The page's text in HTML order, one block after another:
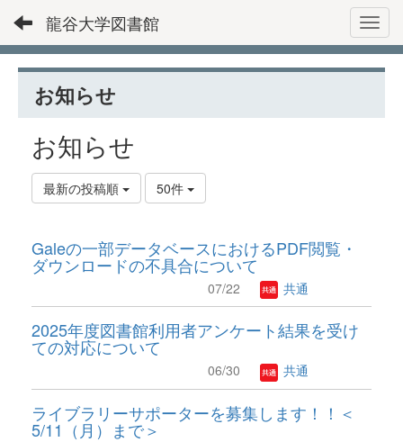
龍谷大学図書館
お知らせ
お知らせ
最新の投稿順 50件
Galeの一部データベースにおけるPDF閲覧・
ダウンロードの不具合について
07/22 共通
2025年度図書館利用者アンケート結果を受け
ての対応について
06/30 共通
ライブラリーサポーターを募集します！！＜
5/11（月）まで＞